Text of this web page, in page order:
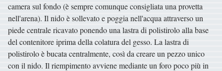
camera sul fondo (è sempre comunque consigliata una provetta
nell'arena). Il nido è sollevato e poggia nell'acqua attraverso un
piede centrale ricavato ponendo una lastra di polistirolo alla base
del contenitore iprima della colatura del gesso. La lastra di
polistirolo è bucata centralmente, così da creare un pezzo unico
con il nido. Il riempimento avviene mediante un foro poco più in